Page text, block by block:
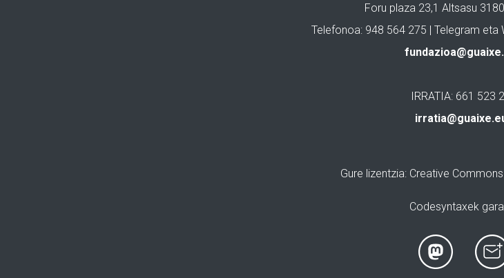
Foru plaza 23,1 Altsasu
Telefonoa: 948 564 275 | Telegram eta
IRRATIA: 661 523
Gure lizentzia: Creative
Codesyntaxek